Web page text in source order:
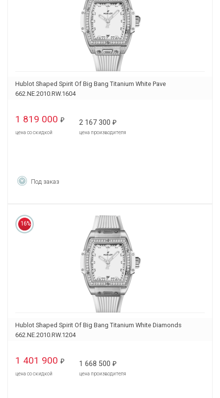
Hublot Shaped Spirit Of Big Bang Titanium White Pave
662.NE.2010.RW.1604
1 819 000 ₽
цена со скидкой
2 167 300 ₽
цена производителя
Под заказ
16%
Hublot Shaped Spirit Of Big Bang Titanium White Diamonds
662.NE.2010.RW.1204
1 401 900 ₽
цена со скидкой
1 668 500 ₽
цена производителя